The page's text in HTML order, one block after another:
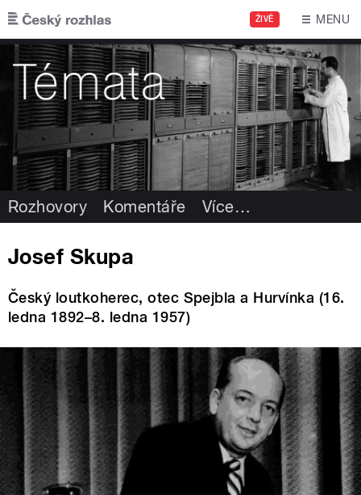
Přejít k hlavnímu obsahu
ŽIVĚ MENU
Rozhovory Komentáře Více…
Josef Skupa
Český loutkoherec, otec Spejbla a Hurvínka (16.
ledna 1892–8. ledna 1957)